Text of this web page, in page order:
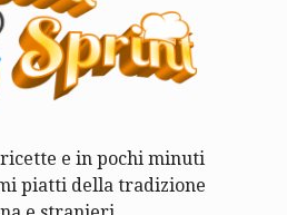
e in pochi minuti
piatti della tradizione